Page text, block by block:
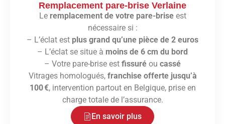
Remplacement pare-brise Verlaine
Le remplacement de votre pare-briseest
nécessaire si :
– L’éclat est plus grand qu’une pièce de 2 euros
– L’éclat se situe à moins de 6 cm du bord
– Votre pare-brise est fissuré ou cassé
Vitrages homologués, franchise offerte jusqu’à
100 €, intervention partout en Belgique, prise en
charge totale de l’assurance.
En savoir plus